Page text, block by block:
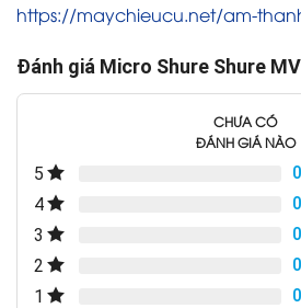
https://maychieucu.net/am-
Đánh giá Micro Shure Shure
CHƯA CÓ
ĐÁNH GIÁ NÀO
5
4
3
2
1